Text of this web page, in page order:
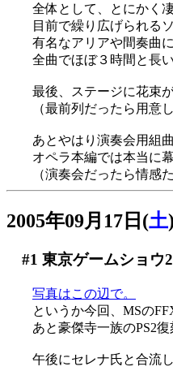
全体として、とにかく
目前で繰り広げられる
有名なアリアや間奏曲
全曲でほぼ３時間と長
最後、ステージに花束
（最前列だったら用意
あとやはり演奏会用組
オペラ本編では本当に
（演奏会だったら情感
2005年09月17日(土)
#1 東京ゲームショウ
写真はこの辺で。
というか今回、MSの
あと豪傑寺一族のPS2
午後にセレナ氏と合流